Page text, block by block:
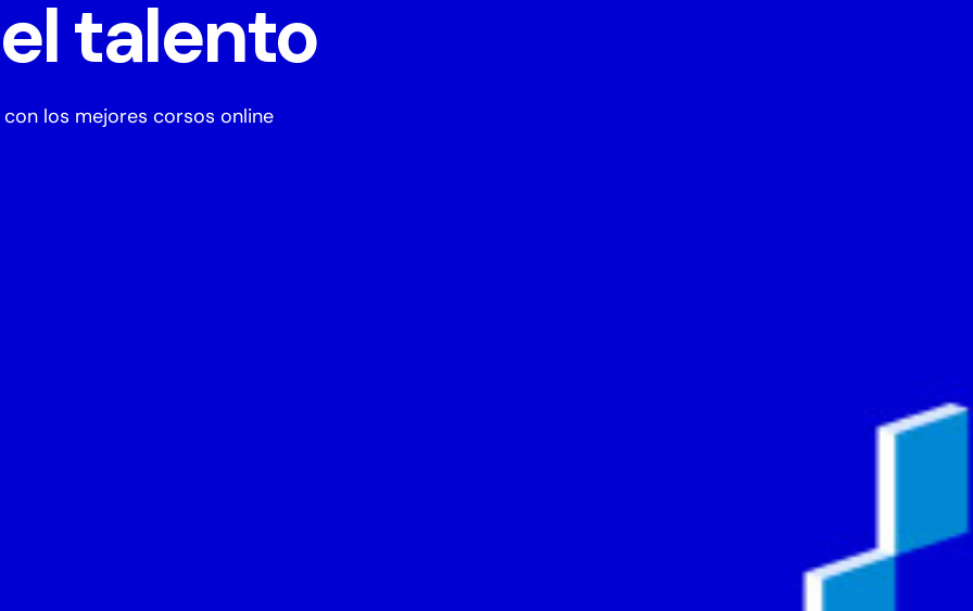
talento
los mejores corsos online